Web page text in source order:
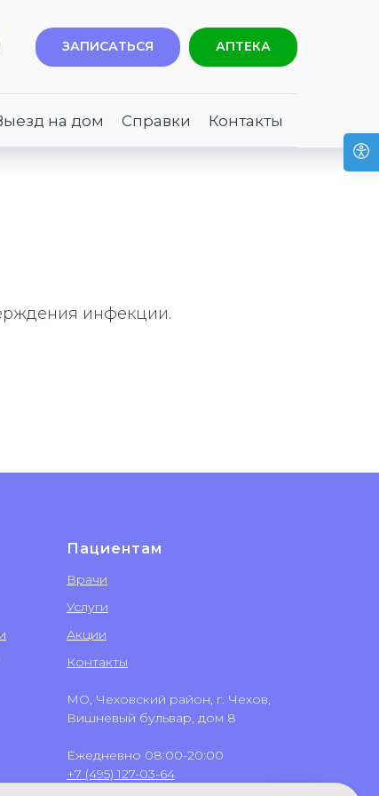
ЗАПИСАТЬСЯ АПТЕКА
на дом Справки Контакты
инфекции.
Пациентам
Врачи
Услуги
Акции
Контакты
МО, Чеховский район, г. Чехов,
Вишневый бульвар, дом 8
Ежедневно 08:00-20:00
+7 (495) 127-03-64